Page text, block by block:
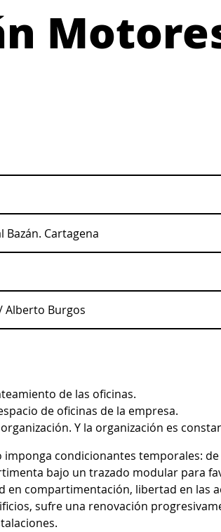
Bazán. Cartagena
Alberto Burgos
de las oficinas.
de oficinas de la empresa.
Y la organización es
condicionantes temporales:
bajo un trazado modular para
compartimentación, libertad en las
sufre una renovación